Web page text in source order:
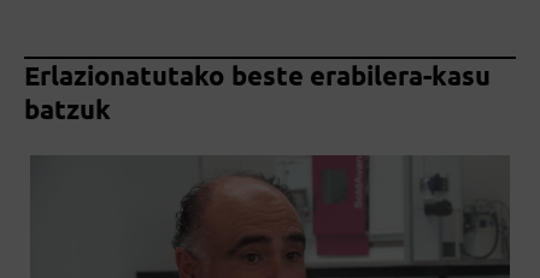
Erlazionatutako beste erabilera-kasu
batzuk